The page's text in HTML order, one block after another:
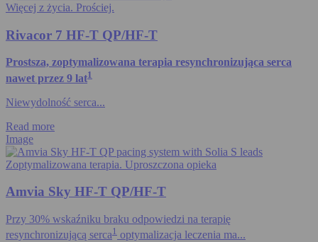
Więcej z życia. Prościej.
Rivacor 7 HF-T QP/HF-T
Prostsza, zoptymalizowana terapia resynchronizująca serca
nawet przez 9 lat1
Niewydolność serca...
Read more
Image
Zoptymalizowana terapia. Uproszczona opieka
Amvia Sky HF-T QP/HF-T
Przy 30% wskaźniku braku odpowiedzi na terapię
resynchronizującą serca1 optymalizacja leczenia ma...